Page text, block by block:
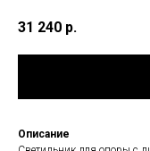
31 240 р.
Описание